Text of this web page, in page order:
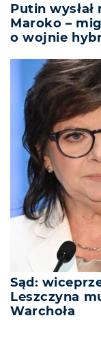
Putin
Maroko –
o wojnie
Sąd:
Leszczyna
Warchoła